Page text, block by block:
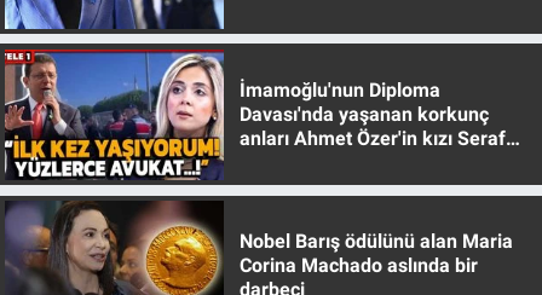
İmamoğlu'nun Diploma
Davası'nda yaşanan korkunç
anları Ahmet Özer'in kızı Seraf
Nobel Barış ödülünü alan Maria
Corina Machado aslında bir
darbeci